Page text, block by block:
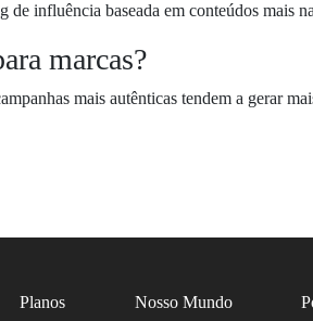
influência baseada em conteúdos mais
marcas?
mais autênticas tendem a gerar
Planos Nosso Mundo